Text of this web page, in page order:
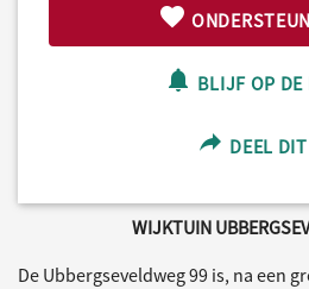
BLIJF OP DE
DEEL
WIJKTUIN
De Ubbergseveldweg 99 is, na een